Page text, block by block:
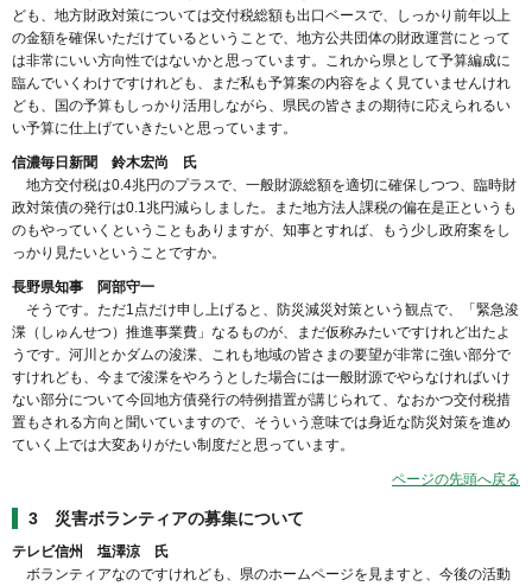
ども、地方財政対策については交付税総額も出口ベースで、しっかり前年以上
の金額を確保いただけているということで、地方公共団体の財政運営にとって
は非常にいい方向性ではないかと思っています。これから県として予算編成に
臨んでいくわけですけれども、まだ私も予算案の内容をよく見ていませんけれ
ども、国の予算もしっかり活用しながら、県民の皆さまの期待に応えられるい
い予算に仕上げていきたいと思っています。
信濃毎日新聞 鈴木宏尚 氏
地方交付税は0.4兆円のプラスで、一般財源総額を適切に確保しつつ、臨時財
政対策債の発行は0.1兆円減らしました。また地方法人課税の偏在是正というも
のもやっていくということもありますが、知事とすれば、もう少し政府案をし
っかり見たいということですか。
長野県知事 阿部守一
そうです。ただ1点だけ申し上げると、防災減災対策という観点で、「緊急浚
渫（しゅんせつ）推進事業費」なるものが、まだ仮称みたいですけれど出たよ
うです。河川とかダムの浚渫、これも地域の皆さまの要望が非常に強い部分で
すけれども、今まで浚渫をやろうとした場合には一般財源でやらなければいけ
ない部分について今回地方債発行の特例措置が講じられて、なおかつ交付税措
置もされる方向と聞いていますので、そういう意味では身近な防災対策を進め
ていく上では大変ありがたい制度だと思っています。
ページの先頭へ戻る
3 災害ボランティアの募集について
テレビ信州 塩澤涼 氏
ボランティアなのですけれども、県のホームページを見ますと、今後の活動